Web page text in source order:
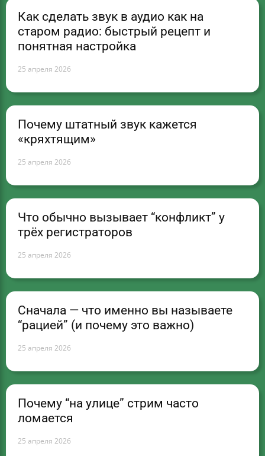
Как сделать звук в аудио как на
старом радио: быстрый рецепт и
понятная настройка
25 апреля 2026
Почему штатный звук кажется
«кряхтящим»
25 апреля 2026
Что обычно вызывает “конфликт” у
трёх регистраторов
25 апреля 2026
Сначала — что именно вы называете
“рацией” (и почему это важно)
25 апреля 2026
Почему “на улице” стрим часто
ломается
25 апреля 2026